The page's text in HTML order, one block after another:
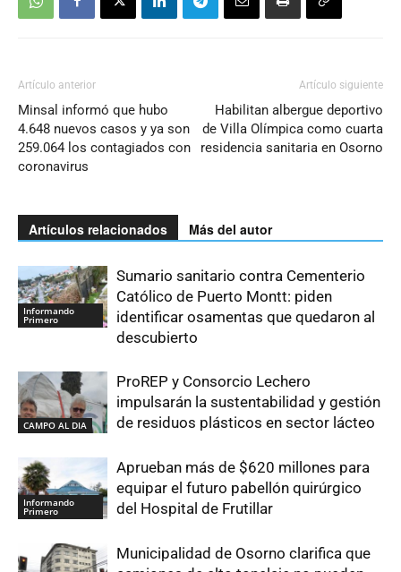
Artículo anterior
Minsal informó que hubo
4.648 nuevos casos y ya son
259.064 los contagiados con
coronavirus
Artículo siguiente
Habilitan albergue deportivo
de Villa Olímpica como cuarta
residencia sanitaria en Osorno
Artículos relacionados Más del autor
Informando
Primero
Sumario sanitario contra Cementerio
Católico de Puerto Montt: piden
identificar osamentas que quedaron al
descubierto
CAMPO AL DIA
ProREP y Consorcio Lechero
impulsarán la sustentabilidad y gestión
de residuos plásticos en sector lácteo
Informando
Primero
Aprueban más de $620 millones para
equipar el futuro pabellón quirúrgico
del Hospital de Frutillar
Municipalidad de Osorno clarifica que